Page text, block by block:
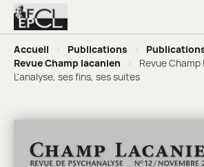
Accueil > Publications >
Revue Champ lacanien
>
Revue Champ
L’analyse, ses fins, ses suites